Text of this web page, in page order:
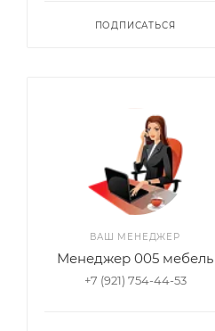
ПОДПИСАТЬСЯ
ВАШ МЕНЕДЖЕР
Менеджер 005 мебель
+7 (921) 754-44-53